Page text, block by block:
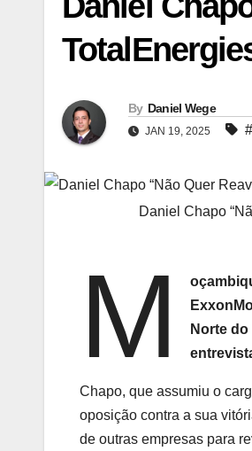
By Daniel Wege
JAN 19, 2025
Daniel Chapo
M
Norte
Chapo, que assumiu o
oposição contra a sua
de outras empresas para